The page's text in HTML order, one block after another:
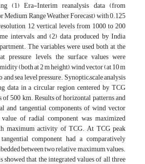
(1) Era-Interim reanalysis data (from
Medium Range Weather Forecast) with 0.125
12 vertical levels from 1000 to 200
intervals, and (2) data produced by India
The variables were used both at the
pressure levels, the surface values were
(both at 2 m height), wind vector (at 10 m
sea level pressure. Synoptic–scale analysis
data in a circular region centered by TCG
500 km. Results of horizontal patterns and
and tangential components of wind vector
of radial component was maximized
maximum activity of TCG. At TCG peak
component had a comparatively
between two relative maximum values.
showed that the integrated values of all three